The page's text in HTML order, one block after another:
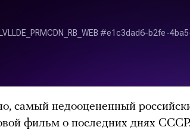
самый недооцененный
фильм о последних днях